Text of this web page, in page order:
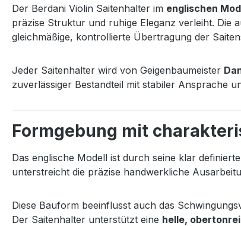
Der Berdani Violin Saitenhalter im englischen
präzise Struktur und ruhige Eleganz verleiht. Die
gleichmäßige, kontrollierte Übertragung der
Jeder Saitenhalter wird von Geigenbaumeister
zuverlässiger Bestandteil mit stabiler Ansprache
Formgebung mit
Das englische Modell ist durch seine klar
unterstreicht die präzise handwerkliche
Diese Bauform beeinflusst auch das
Der Saitenhalter unterstützt eine helle,